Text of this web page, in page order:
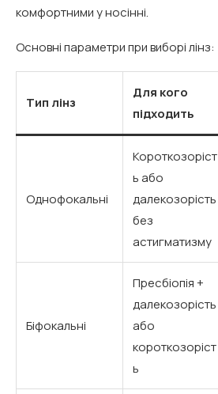
комфортними у носінні.
Основні параметри при виборі лінз:
Тип лінз
Для кого
підходить
Однофокальні
Короткозоріст
ь або
далекозорість
без
астигматизму
Біфокальні
Пресбіопія +
далекозорість
або
короткозоріст
ь